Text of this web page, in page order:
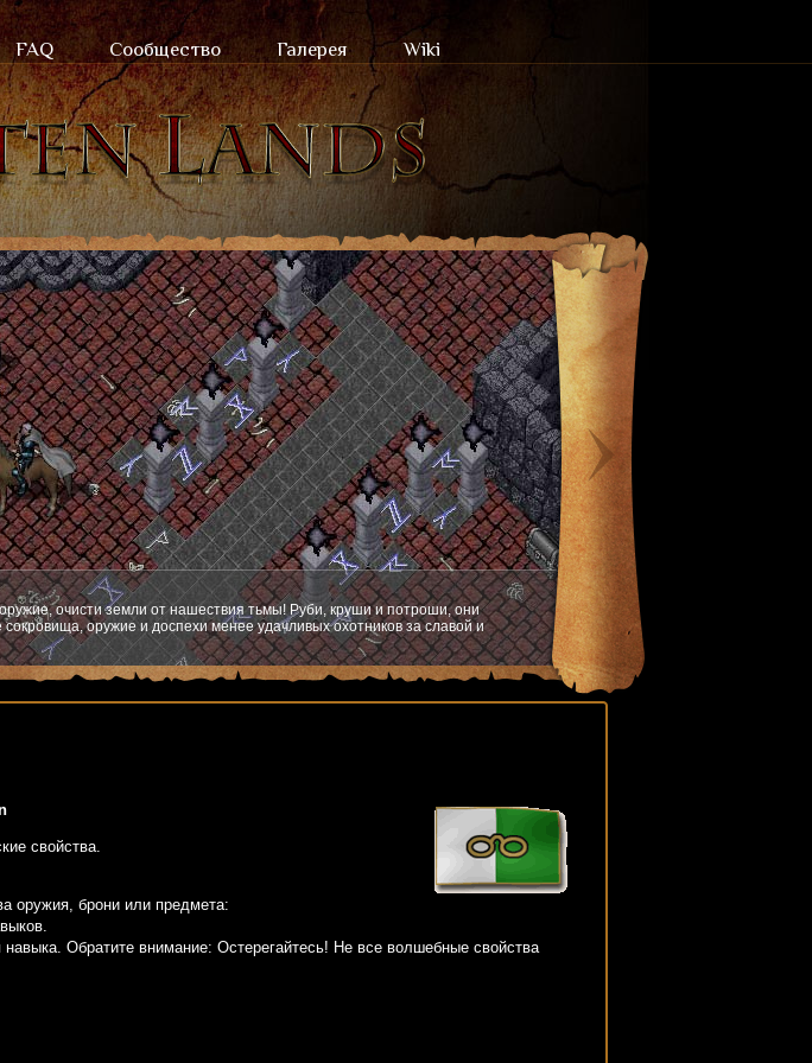
FAQ Сообщество Галерея Wiki
очисти земли от нашествия тьмы! Руби, круши и потроши, они
оружие и доспехи менее удачливых охотников за славой и
свойства.
оружия, брони или предмета:
Обратите внимание: Остерегайтесь! Не все волшебные свойства